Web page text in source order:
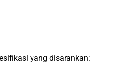
yang disarankan: